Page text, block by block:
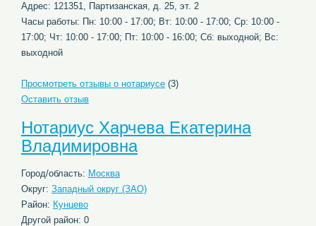
Адрес: 121351, Партизанская, д. 25, эт. 2
Часы работы: Пн: 10:00 - 17:00; Вт: 10:00 - 17:00; Ср: 10:00 -
17:00; Чт: 10:00 - 17:00; Пт: 10:00 - 16:00; Сб: выходной; Вс:
выходной
Просмотреть отзывы о нотариусе (3)
Оставить отзыв
Нотариус Харчева Екатерина
Владимировна
Город/область: Москва
Округ: Западный округ (ЗАО)
Район: Кунцево
Другой район: 0